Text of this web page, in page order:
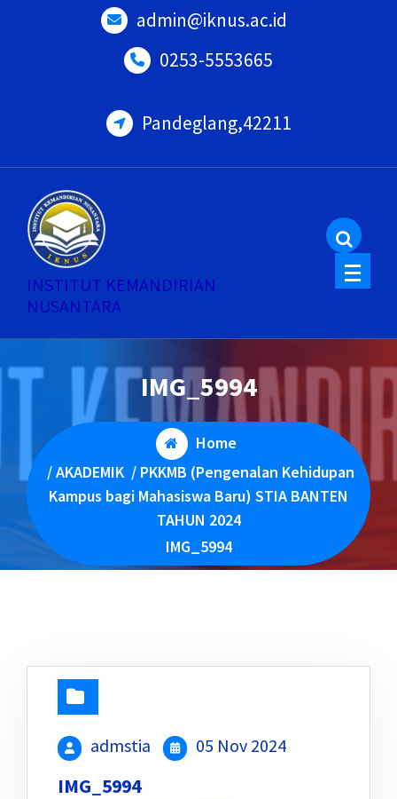
admin@iknus.ac.id
0253-5553665
Pandeglang,42211
INSTITUT KEMANDIRIAN
NUSANTARA
IMG_5994
Home
/AKADEMIK/ PKKMB (Pengenalan Kehidupan
Kampus bagi Mahasiswa Baru) STIA BANTEN
TAHUN 2024
IMG_5994
admstia 05 Nov 2024
IMG_5994